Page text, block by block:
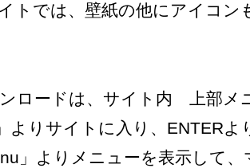
トでは、壁紙の他にアイコン
ロードは、サイト内 上部メ
よりサイトに入り、ENTERよ
」よりメニューを表示して